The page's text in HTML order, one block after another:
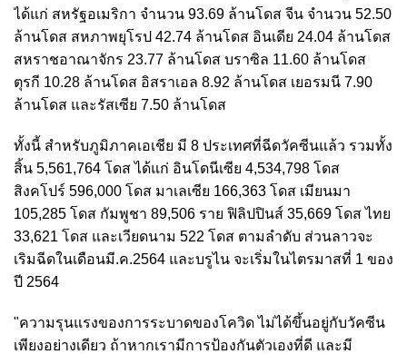
ได้แก่ สหรัฐอเมริกา จำนวน 93.69 ล้านโดส จีน จำนวน 52.50
ล้านโดส สหภาพยุโรป 42.74 ล้านโดส อินเดีย 24.04 ล้านโดส
สหราชอาณาจักร 23.77 ล้านโดส บราซิล 11.60 ล้านโดส
ตุรกี 10.28 ล้านโดส อิสราเอล 8.92 ล้านโดส เยอรมนี 7.90
ล้านโดส และรัสเซีย 7.50 ล้านโดส
ทั้งนี้ สำหรับภูมิภาคเอเชีย มี 8 ประเทศที่ฉีดวัคซีนแล้ว รวมทั้ง
สิ้น 5,561,764 โดส ได้แก่ อินโดนีเซีย 4,534,798 โดส
สิงคโปร์ 596,000 โดส มาเลเซีย 166,363 โดส เมียนมา
105,285 โดส กัมพูชา 89,506 ราย ฟิลิปปินส์ 35,669 โดส ไทย
33,621 โดส และเวียดนาม 522 โดส ตามลำดับ ส่วนลาวจะ
เริมฉีดในเดือนมี.ค.2564 และบรูไน จะเริ่มในไตรมาสที่ 1 ของ
ปี 2564
"ความรุนแรงของการระบาดของโควิด ไม่ได้ขึ้นอยู่กับวัคซีน
เพียงอย่างเดียว ถ้าหากเรามีการป้องกันตัวเองที่ดี และมี